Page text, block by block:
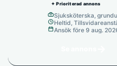
✦ Prioriterad annons
Sjuksköterska,
Heltid,
provanställning), Tills
Ansök före 9 aug.